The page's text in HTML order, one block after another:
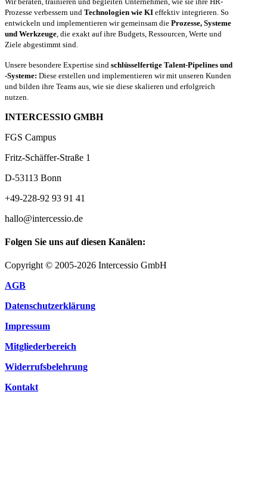
Prozesse verbessern und Technologien wie KI effektiv integrieren. So
entwickeln und implementieren wir gemeinsam die Prozesse, Systeme
und Werkzeuge , die exakt auf ihre Budgets, Ressourcen, Werte und
Ziele abgestimmt sind.
Unsere besondere Expertise sind schlüsselfertige Talent-Pipelines und
-Systeme: Diese erstellen und implementieren wir mit unseren Kunden
und bilden ihre Teams aus, wie sie diese skalieren und erfolgreich
nutzen.
INTERCESSIO GMBH
FGS Campus
Fritz-Schäffer-Straße 1
D-53113 Bonn
+49-228-92 93 91 41
hallo@intercessio.de
Folgen Sie uns auf diesen Kanälen:
Copyright © 2005-2026 Intercessio GmbH
AGB
Datenschutzerklärung
Impressum
Mitgliederbereich
Widerrufsbelehrung
Kontakt